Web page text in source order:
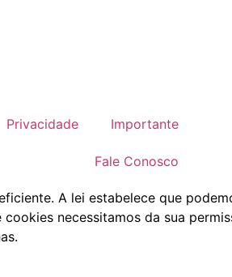
Privacidade Importante
Fale Conosco
A lei estabelece que
necessitamos da sua